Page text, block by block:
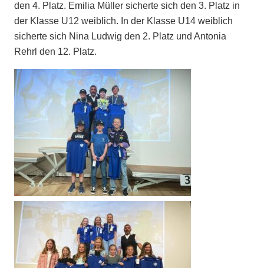
den 4. Platz. Emilia Müller sicherte sich den 3. Platz in
der Klasse U12 weiblich. In der Klasse U14 weiblich
sicherte sich Nina Ludwig den 2. Platz und Antonia
Rehrl den 12. Platz.